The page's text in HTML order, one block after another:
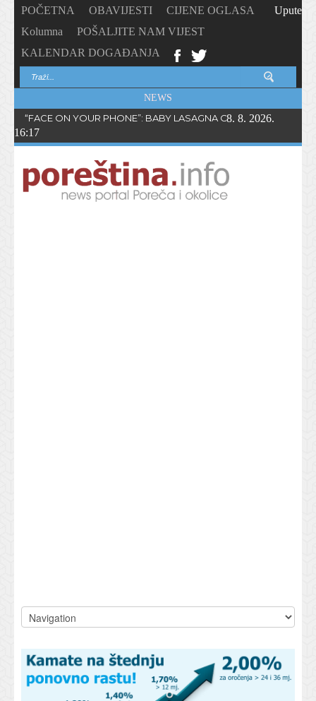
POČETNA OBAVIJESTI
CIJENE OGLASA
Kolumna
POŠALJITE NAM VIJEST
KALENDAR DOGAĐANJA
Upute
NEWS
“FACE ON YOUR PHONE”: BABY LASAGNA OBJAVIO NOVI
8. 8. 2026.
16:17